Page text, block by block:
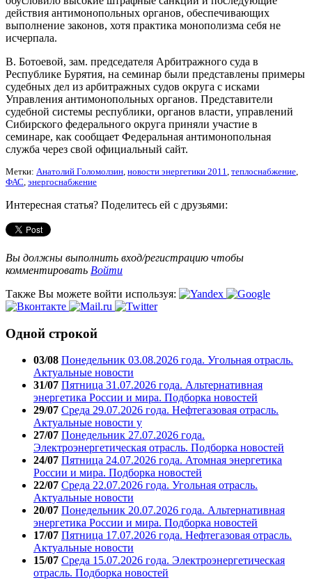
действия антимонопольных органов, обеспечивающих
выполнение законов, хотя практика монополизма себя не
исчерпала.
В. Ботоевой, зам. председателя Арбитражного суда в
Республике Бурятия, на семинар были представлены примеры
судебных дел из арбитражных судов округа с исками
Управления антимонопольных органов. Представители
судебной системы республики, органов власти, управлений
Сибирского федерального округа приняли участие в
семинаре, как сообщает Федеральная антимонопольная
служба через свой официальный сайт.
Метки: Анатолий Голомолзин, новости энергетики 2011, теплоснабжение,
ФАС, энергоснабжение
Интересная статья? Поделитесь ей с друзьями:
Вы должны выполнить вход/регистрацию чтобы
комментировать Войти
Также Вы можете войти используя:
Одной строкой
03/08 Понедельник 03.08.2026 года. Угольная отрасль.
Актуальные новости
31/07 Пятница 31.07.2026 года. Альтернативная
энергетика России и мира. Подборка новостей
29/07 Среда 29.07.2026 года. Нефтегазовая отрасль.
Актуальные новости у
27/07 Понедельник 27.07.2026 года.
Электроэнергетическая отрасль. Подборка новостей
24/07 Пятница 24.07.2026 года. Атомная энергетика
России и мира. Подборка новостей
22/07 Среда 22.07.2026 года. Угольная отрасль.
Актуальные новости
20/07 Понедельник 20.07.2026 года. Альтернативная
энергетика России и мира. Подборка новостей
17/07 Пятница 17.07.2026 года. Нефтегазовая отрасль.
Актуальные новости
15/07 Среда 15.07.2026 года. Электроэнергетическая
отрасль. Подборка новостей